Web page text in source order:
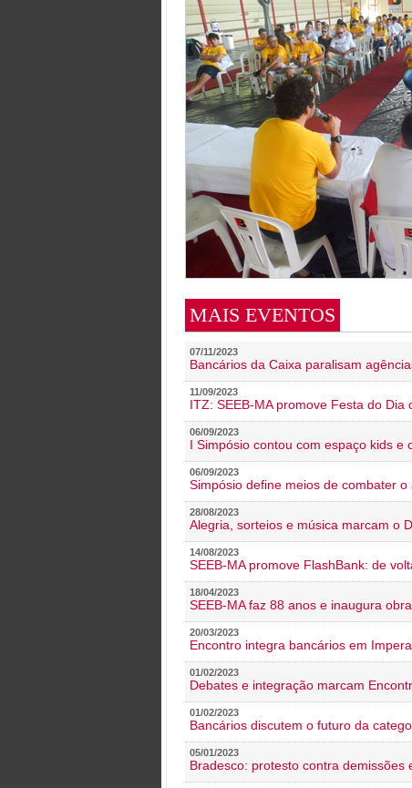
MAIS EVENTOS
07/11/2023
Bancários da Caixa paralisam
11/09/2023
ITZ: SEEB-MA promove Festa do Dia
06/09/2023
I Simpósio contou com espaço kids e
06/09/2023
Simpósio define meios de combater
28/08/2023
Alegria, sorteios e música marcam o
14/08/2023
SEEB-MA promove FlashBank: de
18/04/2023
SEEB-MA faz 88 anos e inaugura
20/03/2023
Encontro integra bancários em
01/02/2023
Debates e integração marcam
01/02/2023
Bancários discutem o futuro da
05/01/2023
Bradesco: protesto contra demissões